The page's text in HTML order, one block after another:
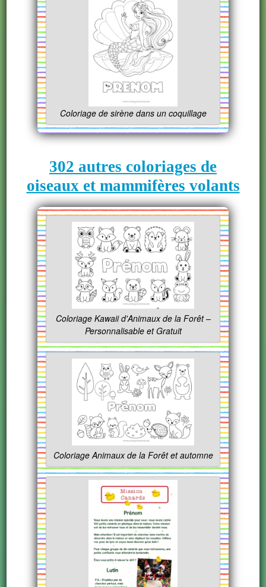
Coloriage de sirène dans un coquillage
302 autres coloriages de
oiseaux et mammifères volants
Coloriage Kawaii d'Animaux de la Forêt –
Personnalisable et Gratuit
Coloriage Animaux de la Forêt et automne